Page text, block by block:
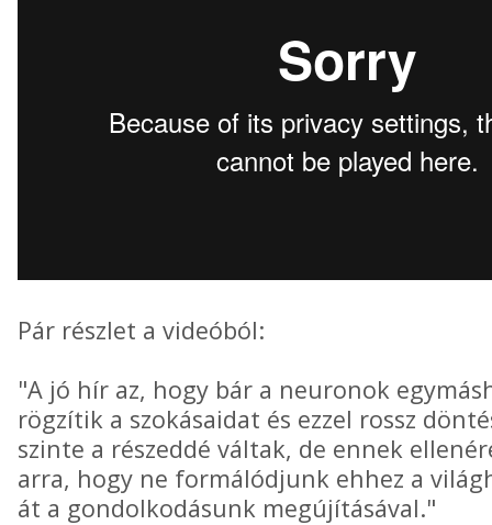
Pár részlet a videóból:
"A jó hír az, hogy bár a neuronok
rögzítik a szokásaidat és ezzel rossz
szinte a részeddé váltak, de ennek
arra, hogy ne formálódjunk ehhez a
át a gondolkodásunk megújításával."